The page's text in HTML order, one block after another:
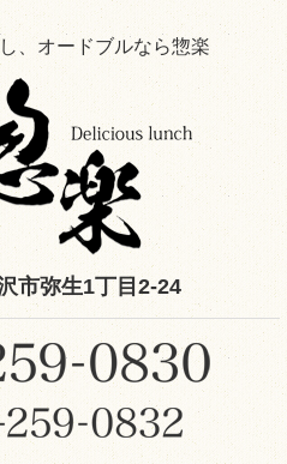
、オードブルなら惣楽
市弥生1丁目2-24